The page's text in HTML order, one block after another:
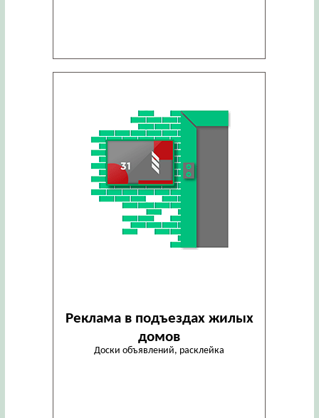
Реклама в подъездах жилых
домов
Доски объявлений, расклейка